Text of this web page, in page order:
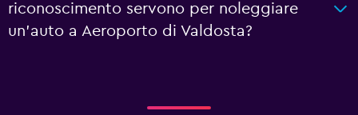
riconoscimento servono per noleggiare
un'auto a Aeroporto di Valdosta?